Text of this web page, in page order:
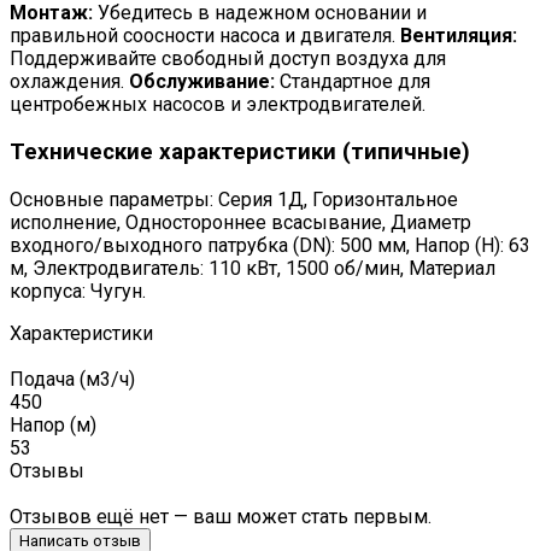
Монтаж: Убедитесь в надежном основании и
правильной соосности насоса и двигателя. Вентиляция:
Поддерживайте свободный доступ воздуха для
охлаждения. Обслуживание: Стандартное для
центробежных насосов и электродвигателей.
Технические характеристики (типичные)
Основные параметры: Серия 1Д, Горизонтальное
исполнение, Одностороннее всасывание, Диаметр
входного/выходного патрубка (DN): 500 мм, Напор (H): 63
м, Электродвигатель: 110 кВт, 1500 об/мин, Материал
корпуса: Чугун.
Характеристики
Подача (м3/ч)
450
Напор (м)
53
Отзывы
Отзывов ещё нет — ваш может стать первым.
Написать отзыв